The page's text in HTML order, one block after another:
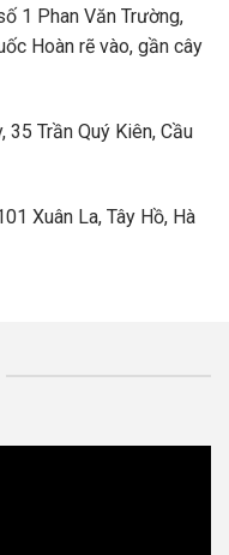
1 Phan Văn Trường,
Hoàn rẽ vào, gần cây
35 Trần Quý Kiên, Cầu
Xuân La, Tây Hồ, Hà